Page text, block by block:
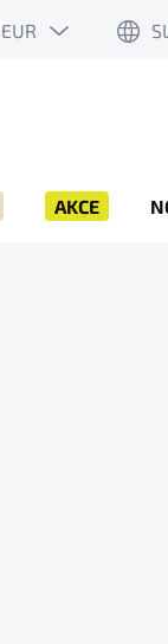
EUR
AKCE